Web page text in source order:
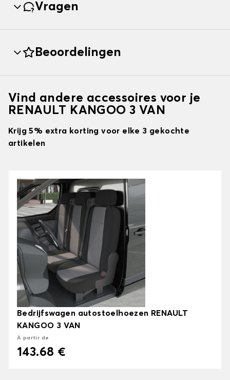
Vragen
Beoordelingen
Vind andere accessoires voor je
RENAULT KANGOO 3 VAN
Krijg 5% extra korting voor elke 3 gekochte
artikelen
Bedrijfswagen autostoelhoezen RENAULT
KANGOO 3 VAN
À partir de
143.68 €